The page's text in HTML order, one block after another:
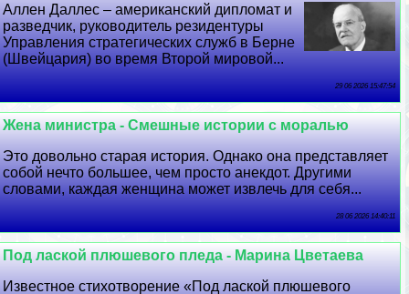
Аллен Даллес – американский дипломат и
разведчик, руководитель резидентуры
Управления стратегических служб в Берне
(Швейцария) во время Второй мировой...
29 06 2026 15:47:54
Жена министра - Смешные истории с моралью
Это довольно старая история. Однако она представляет
собой нечто большее, чем просто анекдот. Другими
словами, каждая женщина может извлечь для себя...
28 06 2026 14:40:11
Под лаской плюшевого пледа - Марина Цветаева
Известное стихотворение «Под лаской плюшевого